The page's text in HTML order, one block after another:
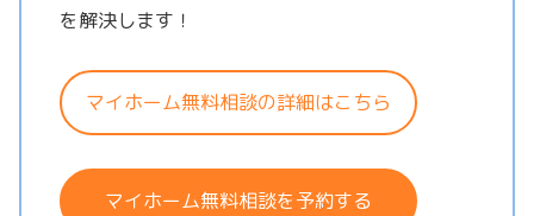
を解決します！
マイホーム無料相談の詳細はこちら
マイホーム無料相談を予約する